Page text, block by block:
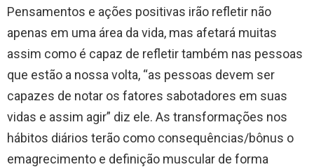
Pensamentos e ações positivas irão refletir não
apenas em uma área da vida, mas afetará muitas
assim como é capaz de refletir também nas pessoas
que estão a nossa volta, “as pessoas devem ser
capazes de notar os fatores sabotadores em suas
vidas e assim agir” diz ele. As transformações nos
hábitos diários terão como consequências/bônus o
emagrecimento e definição muscular de forma